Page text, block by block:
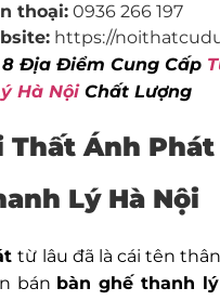
thoại: 0936 266 197
https://
8 Địa Điểm Cung Cấp
Hà NộiChất Lượng
Thất Ánh Phát
Lý Hà Nội
từ lâu đã là cái tên
bán bàn ghế thanh